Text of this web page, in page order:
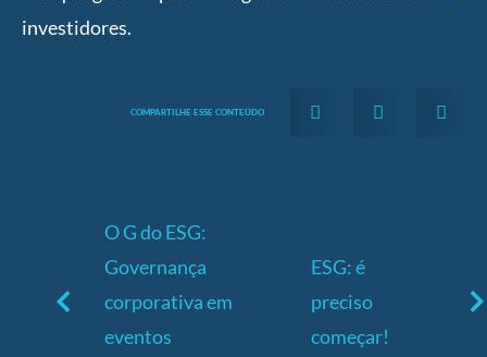
investidores.
COMPARTILHE ESSE CONTEÜDO
O G do ESG:
Governança
corporativa em
eventos
ESG: é
preciso
começar!